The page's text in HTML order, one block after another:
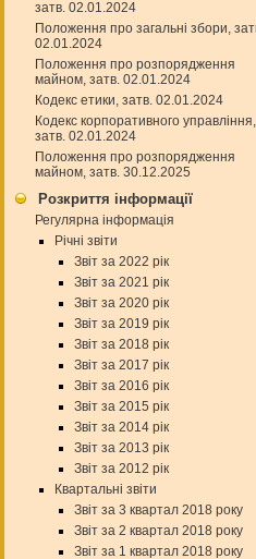
затв. 02.01.2024
Положення про загальні збори,
02.01.2024
Положення про розпорядження
майном, затв. 02.01.2024
Кодекс етики, затв. 02.01.2024
Кодекс корпоративного управління,
затв. 02.01.2024
Положення про розпорядження
майном, затв. 30.12.2025
Розкриття інформації
Регулярна інформація
Річні звіти
Звіт за 2022 рік
Звіт за 2021 рік
Звіт за 2020 рік
Звіт за 2019 рік
Звіт за 2018 рік
Звіт за 2017 рік
Звіт за 2016 рік
Звіт за 2015 рік
Звіт за 2014 рік
Звіт за 2013 рік
Звіт за 2012 рік
Квартальні звіти
Звіт за 3 квартал 2018 року
Звіт за 2 квартал 2018 року
Звіт за 1 квартал 2018 року